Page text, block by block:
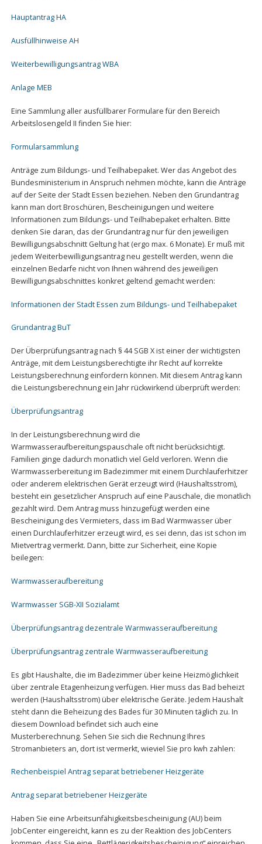
Hauptantrag HA
Ausfüllhinweise AH
Weiterbewilligungsantrag WBA
Anlage MEB
Eine Sammlung aller ausfüllbarer Formulare für den Bereich
Arbeitslosengeld II finden Sie hier:
Formularsammlung
Anträge zum Bildungs- und Teilhabepaket. Wer das Angebot des
Bundesministerium in Anspruch nehmen möchte, kann die Anträge
auf der Seite der Stadt Essen beziehen. Neben den Grundantrag
kann man dort Broschüren, Bescheinigungen und weitere
Informationen zum Bildungs- und Teilhabepaket erhalten. Bitte
denken Sie daran, das der Grundantrag nur für den jeweiligen
Bewilligungsabschnitt Geltung hat (ergo max. 6 Monate). Er muß mit
jedem Weiterbewilligungsantrag neu gestellt werden, wenn die
einzelnen Bedarfe nicht von Ihnen während des jeweiligen
Bewilligungsabschnittes konkret geltend gemacht werden:
Informationen der Stadt Essen zum Bildungs- und Teilhabepaket
Grundantrag BuT
Der Überprüfungsantrag nach § 44 SGB X ist einer der wichtigsten
Anträge, mit dem Leistungsberechtigte ihr Recht auf korrekte
Leistungsberechnung einfordern können. Mit diesem Antrag kann
die Leistungsberechnung ein Jahr rückwirkend überprüft werden:
Überprüfungsantrag
In der Leistungsberechnung wird die
Warmwasseraufbereitungspauschale oft nicht berücksichtigt.
Familien ginge dadurch monatlich viel Geld verloren. Wenn die
Warmwasserbereitung im Badezimmer mit einem Durchlauferhitzer
oder anderem elektrischen Gerät erzeugt wird (Haushaltsstrom),
besteht ein gesetzlicher Anspruch auf eine Pauschale, die monatlich
gezahlt wird. Dem Antrag muss hinzugefügt werden eine
Bescheinigung des Vermieters, dass im Bad Warmwasser über
einen Durchlauferhitzer erzeugt wird, es sei denn, das ist schon im
Mietvertrag vermerkt. Dann, bitte zur Sicherheit, eine Kopie
beilegen:
Warmwasseraufbereitung
Warmwasser SGB-XII Sozialamt
Überprüfungsantrag dezentrale Warmwasseraufbereitung
Überprüfungsantrag zentrale Warmwasseraufbereitung
Es gibt Haushalte, die im Badezimmer über keine Heizmöglichkeit
über zentrale Etagenheizung verfügen. Hier muss das Bad beheizt
werden (Haushaltsstrom) über elektrische Geräte. Jedem Haushalt
steht dann die Beheizung des Bades für 30 Minuten täglich zu. In
diesem Download befindet sich auch eine
Musterberechnung. Sehen Sie sich die Rechnung Ihres
Stromanbieters an, dort ist vermerkt, wieviel Sie pro kwh zahlen:
Rechenbeispiel Antrag separat betriebener Heizgeräte
Antrag separat betriebener Heizgeräte
Haben Sie eine Arbeitsunfähigkeitsbescheinigung (AU) beim
JobCenter eingereicht, kann es zu der Reaktion des JobCenters